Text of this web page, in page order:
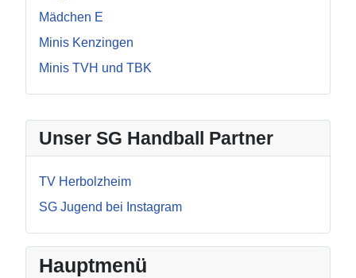
Unser SG Handball Partner
TV Herbolzheim
SG Jugend bei Instagram
Hauptmenü
Mädchen E
Minis Kenzingen
Minis TVH und TBK